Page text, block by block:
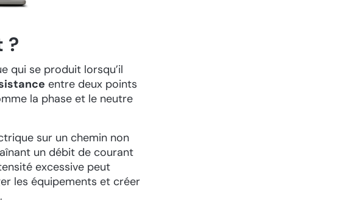
?
qui se produit lorsqu’il
entre deux points
la phase et le neutre
sur un chemin non
un débit de courant
excessive peut
les équipements et créer